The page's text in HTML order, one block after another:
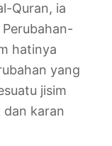
Quran, ia
hatinya
yang
jisim
karan